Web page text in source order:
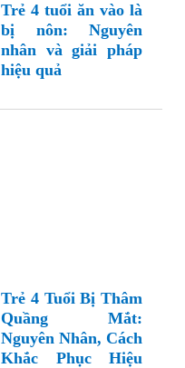
Trẻ 4 tuổi ăn vào là
bị nôn: Nguyên
nhân và giải pháp
hiệu quả
Trẻ 4 Tuổi Bị Thâm
Quầng Mắt:
Nguyên Nhân, Cách
Khắc Phục Hiệu